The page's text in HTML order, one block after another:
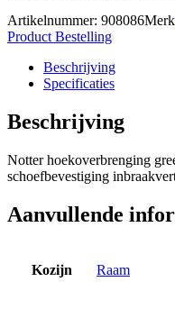
Artikelnummer: 908086
Product Bestelling
Beschrijving
Specificaties
Beschrijving
Notter hoekoverbrenging
schoefbevestiging
Aanvullende
Kozijn Raam